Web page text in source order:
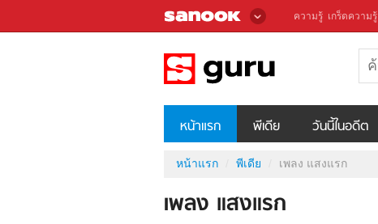
ความรู้ เกร็ดความรู้
หน้าแรก พีเดีย วันนี้ในอดีต
หน้าแรก พีเดีย เพลง แสงแรก
เพลง แสงแรก